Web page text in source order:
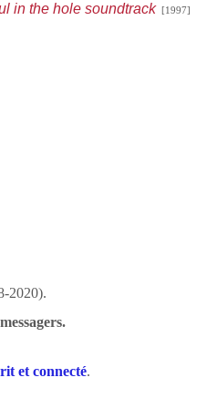
in the hole soundtrack[1997]
2020).
et connecté.